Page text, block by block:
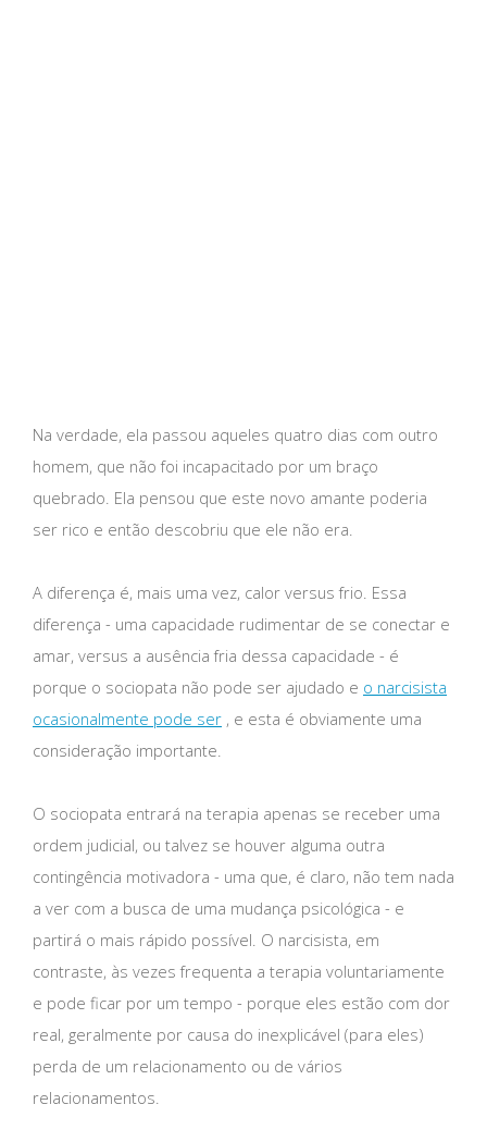
Na verdade, ela passou aqueles quatro dias com outro
homem, que não foi incapacitado por um braço
quebrado. Ela pensou que este novo amante poderia
ser rico e então descobriu que ele não era.
A diferença é, mais uma vez, calor versus frio. Essa
diferença - uma capacidade rudimentar de se conectar e
amar, versus a ausência fria dessa capacidade - é
porque o sociopata não pode ser ajudado e o narcisista
ocasionalmente pode ser , e esta é obviamente uma
consideração importante.
O sociopata entrará na terapia apenas se receber uma
ordem judicial, ou talvez se houver alguma outra
contingência motivadora - uma que, é claro, não tem nada
a ver com a busca de uma mudança psicológica - e
partirá o mais rápido possível. O narcisista, em
contraste, às vezes frequenta a terapia voluntariamente
e pode ficar por um tempo - porque eles estão com dor
real, geralmente por causa do inexplicável (para eles)
perda de um relacionamento ou de vários
relacionamentos.